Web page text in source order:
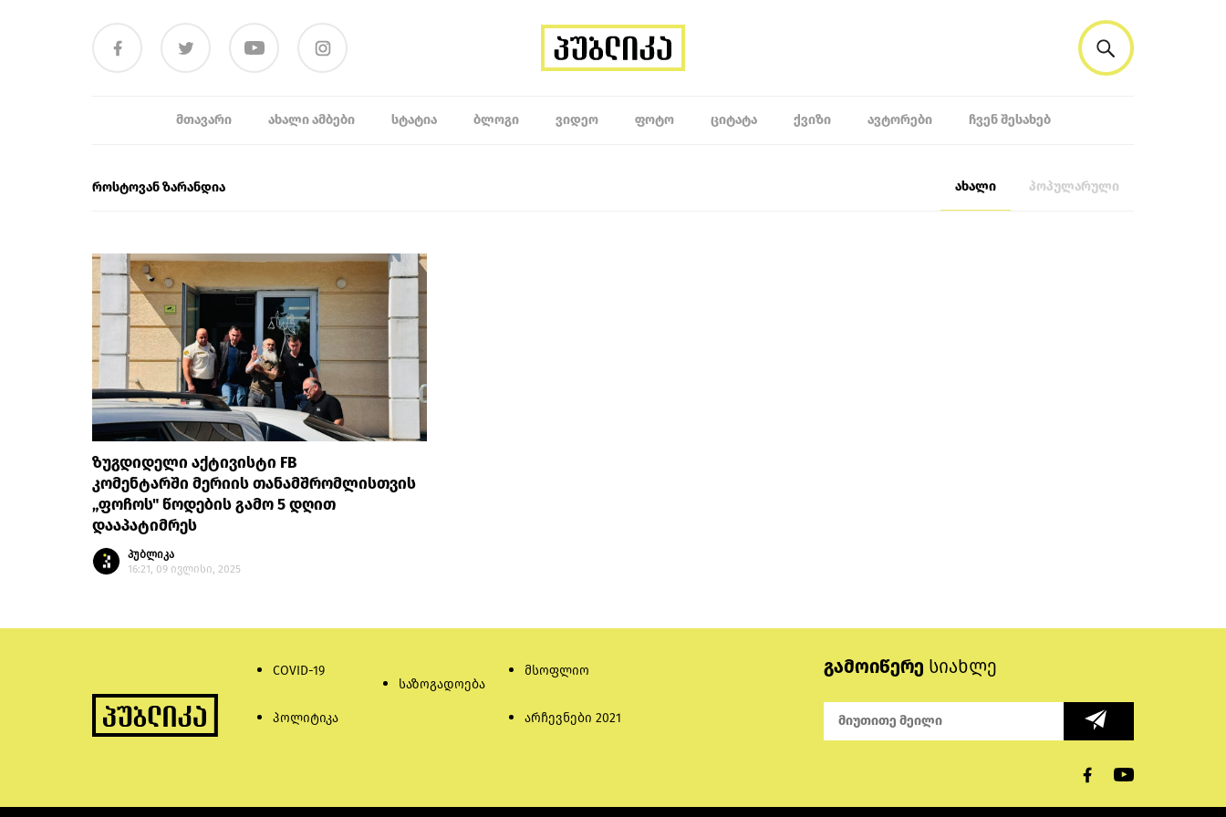
ᲛᲗᲐᲕᲐᲠᲘ ᲐᲮᲐᲚᲘ ᲐᲛᲑᲔᲑᲘ ᲡᲢᲐᲢᲘᲐ ᲑᲚᲝᲒᲘ ᲕᲘᲓᲔᲝ ᲤᲝᲢᲝ ᲪᲘᲢᲐᲢᲐ ᲥᲕᲘᲖᲘ ᲐᲕᲢᲝᲠᲔᲑᲘ ᲩᲕᲔᲜ ᲨᲔᲡᲐᲮᲔᲑ
როსტოვან ზარანდია ახალი პოპულარული
ზუგდიდელი აქტივისტი FB
კომენტარში მერიის თანამშრომლისთვის
„ფოჩოს" წოდების გამო 5 დღით
დააპატიმრეს
პუბლიკა
16:21, 09 ივლისი, 2025
COVID-19
პოლიტიკა
საზოგადოება
მსოფლიო
არჩევნები 2021
გამოიწერე სიახლე